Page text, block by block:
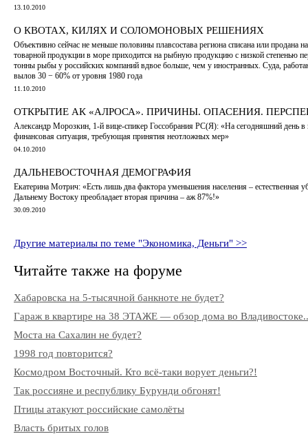
13.10.2010
О КВОТАХ, КИЛЯХ И СОЛОМОНОВЫХ РЕШЕНИЯХ
Объективно сейчас не меньше половины плавсостава региона списана или продана
товарной продукции в море приходится на рыбную продукцию с низкой степенью
тонны рыбы у российских компаний вдвое больше, чем у иностранных. Суда,
вылов 30 − 60% от уровня 1980 года
11.10.2010
ОТКРЫТИЕ АК «АЛРОСА». ПРИЧИНЫ. ОПАСЕНИЯ.
Александр Морозкин, 1-й вице-спикер Госсобрания РС(Я): «На сегодняшний день в
финансовая ситуация, требующая принятия неотложных мер»
04.10.2010
ДАЛЬНЕВОСТОЧНАЯ ДЕМОГРАФИЯ
Екатерина Мотрич: «Есть лишь два фактора уменьшения населения –
Дальнему Востоку преобладает вторая причина – аж 87%!»
30.09.2010
Другие материалы по теме "Экономика, Деньги" >>
Читайте также на форуме
Хабаровска на 5-тысячной банкноте не будет?
Гараж в квартире на 38 ЭТАЖЕ — обзор дома во
Моста на Сахалин не будет?
1998 год повторится?
Космодром Восточный. Кто всё-таки ворует деньги?!
Так россияне и республику Бурунди обгонят!
Птицы атакуют российские самолёты
Власть бритых голов